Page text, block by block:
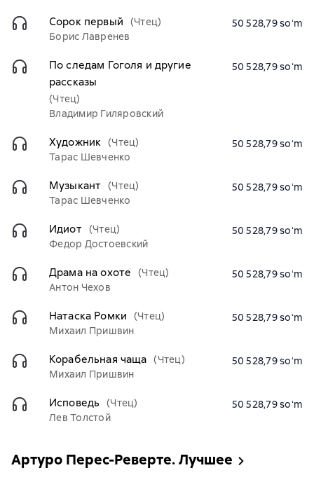
Сорок первый
(Чтец)
Борис Лавренев
50 528,79 soʻm
По следам Гоголя и другие
рассказы
(Чтец)
Владимир Гиляровский
50 528,79 soʻm
Художник (Чтец)
Тарас Шевченко
50 528,79 soʻm
Музыкант (Чтец)
Тарас Шевченко
50 528,79 soʻm
Идиот (Чтец)
Федор Достоевский
50 528,79 soʻm
Драма на охоте
(Чтец)
Антон Чехов
50 528,79 soʻm
Натаска Ромки
(Чтец)
Михаил Пришвин
50 528,79 soʻm
Корабельная чаща (Чтец)
Михаил Пришвин
50 528,79 soʻm
Исповедь
(Чтец)
Лев Толстой
50 528,79 soʻm
Артуро Перес-Реверте. Лучшее